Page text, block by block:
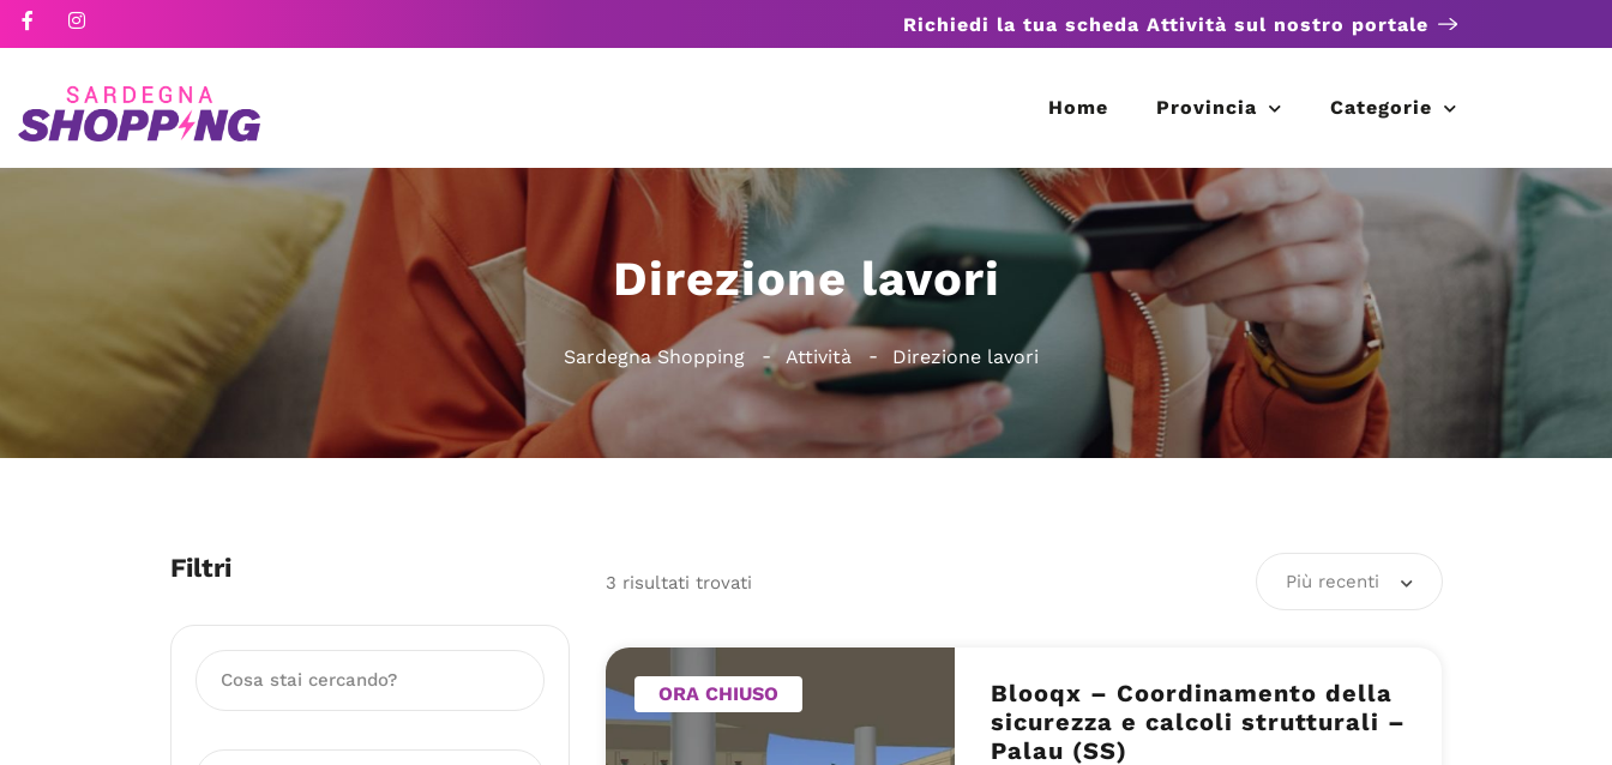
Richiedi la tua scheda Attività sul nostro portale
Home Provincia Categorie
Direzione lavori
Sardegna Shopping Attività Direzione lavori
Filtri 3 risultati trovati Più recenti
ORA CHIUSO
Blooqx – Coordinamento della
sicurezza e calcoli strutturali –
Palau (SS)